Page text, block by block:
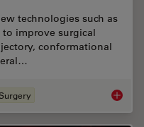
technologies such as
improve surgical
conformational